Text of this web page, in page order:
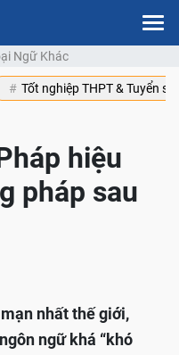
Ngữ Khác
Tốt nghiệp THPT & Tuyển
hiệu
pháp sau
nhất thế giới,
ngữ khá “khó